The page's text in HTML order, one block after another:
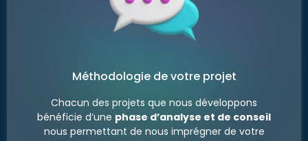
Méthodologie de votre projet
Chacun des projets que nous développons
bénéficie d’une phase d’analyse et de conseil
nous permettant de nous imprégner de votre